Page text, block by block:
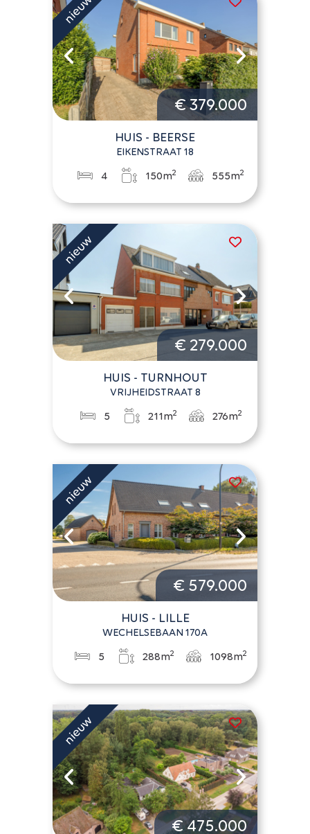
€ 379.000
HUIS - BEERSE
EIKENSTRAAT 18
4 150m2 555m2
€ 279.000
HUIS - TURNHOUT
VRIJHEIDSTRAAT 8
5 211m2 276m2
€ 579.000
HUIS - LILLE
WECHELSEBAAN 170A
5 288m2 1098m2
€ 475.000